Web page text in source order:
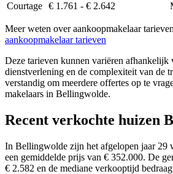
Courtage € 1.761 - € 2.642
Meer weten over aankoopmakelaar
aankoopmakelaar tarieven
Deze tarieven kunnen variëren afhankelijk
dienstverlening en de complexiteit van de
verstandig om meerdere offertes op te
makelaars in Bellingwolde.
Recent verkochte huizen
In Bellingwolde zijn het afgelopen jaar 29
een gemiddelde prijs van € 352.000. De
€ 2.582 en de mediane verkooptijd